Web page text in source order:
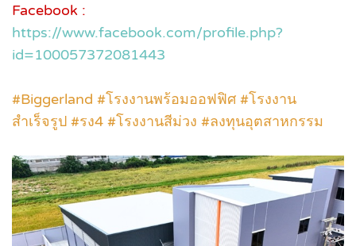
Facebook :
https://www.facebook.com/profile.php?
id=100057372081443
#Biggerland #โรงงานพร้อมออฟฟิศ #โรงงาน
สำเร็จรูป #รง4 #โรงงานสีม่วง #ลงทุนอุตสาหกรรม